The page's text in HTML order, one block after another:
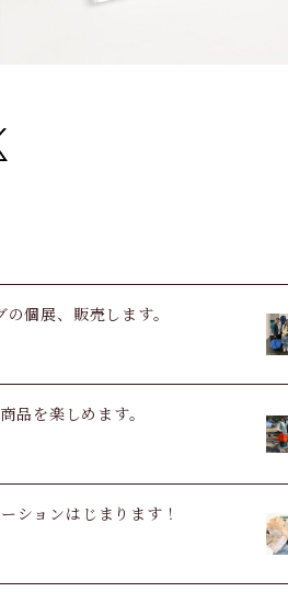
個展、販売します。
を楽しめます。
ョンはじまります！